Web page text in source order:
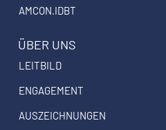
AMCON.IDBT
ÜBER UNS
LEITBILD
ENGAGEMENT
AUSZEICHNUNGEN